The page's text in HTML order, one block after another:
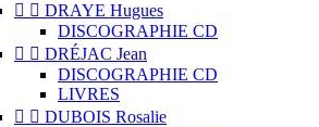
  DRAYE Hugues
DISCOGRAPHIE CD
  DRÉJAC Jean
DISCOGRAPHIE CD
LIVRES
  DUBOIS Rosalie